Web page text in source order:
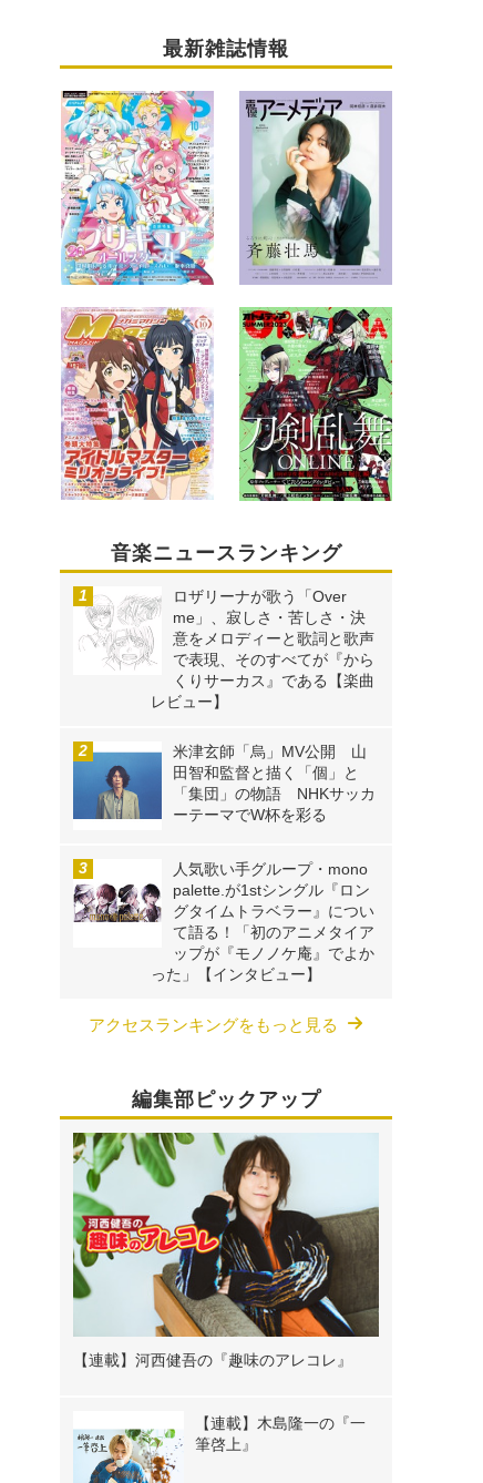
最新雑誌情報
音楽ニュースランキング
ロザリーナが歌う「Over
me」、寂しさ・苦しさ・決
意をメロディーと歌詞と歌声
で表現、そのすべてが『から
くりサーカス』である【楽曲
レビュー】
米津玄師「烏」MV公開 山
田智和監督と描く「個」と
「集団」の物語 NHKサッカ
ーテーマでW杯を彩る
人気歌い手グループ・mono
palette.が1stシングル『ロン
グタイムトラベラー』につい
て語る！「初のアニメタイア
ップが『モノノケ庵』でよか
った」【インタビュー】
アクセスランキングをもっと見る
編集部ピックアップ
【連載】河西健吾の『趣味のアレコレ』
【連載】木島隆一の『一
筆啓上』